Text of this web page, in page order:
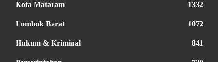
Kota Mataram 1332
Lombok Barat 1072
Hukum & Kriminal 841